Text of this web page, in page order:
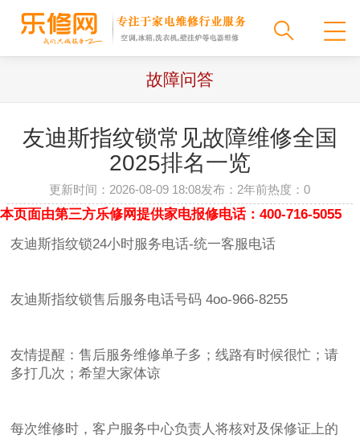
故障问答
友迪斯指纹锁常见故障维修全国
2025排名一览
更新时间：2026-08-09 18:08发布：2年前热度：0
本页面由第三方乐修网提供家电报修电话：400-716-5055
友迪斯指纹锁24小时服务电话-统一客服电话
友迪斯指纹锁售后服务电话号码 4oo-966-8255
友情提醒：售后服务维修单子多；线路有时候很忙；请
多打几次；希望大家体谅
每次维修时，客户服务中心负责人将核对及保修证上的